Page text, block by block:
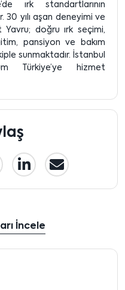
ırk standartlarının
30 yılı aşan deneyimi ve
Yavru; doğru ırk seçimi,
pansiyon ve bakım
sunmaktadır. İstanbul
Türkiye’ye hizmet
İncele